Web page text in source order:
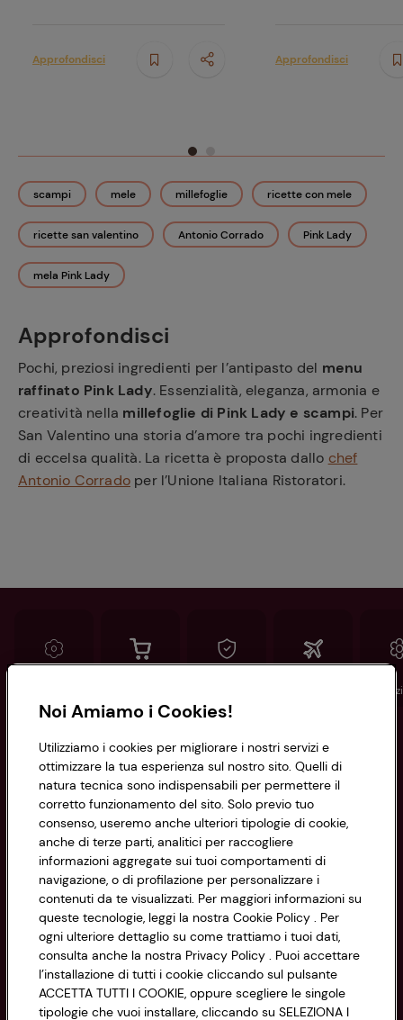
scampi mele millefoglie ricette con mele
ricette san valentino Antonio Corrado Pink Lady
mela Pink Lady
Approfondisci
Pochi, preziosi ingredienti per l’antipasto del menu
raffinato Pink Lady. Essenzialità, eleganza, armonia e
creatività nella millefoglie di Pink Lady e scampi. Per
San Valentino una storia d’amore tra pochi ingredienti
di eccelsa qualità. La ricetta è proposta dallo chef
Antonio Corrado per l’Unione Italiana Ristoratori.
Approfondisci Approfondisci
Informazioni
Privacy Policy
Cookie Policy
Impostazioni Cookie
Accessibilità
CONAD SOCIETÀ COOPERATIVA
Via Michelino, 59 | 40127 BOLOGNA
Codice Fiscale e Registro Imprese
di Bologna 00865960157
PARTITA IVA 03320960374
Servizio clienti
Noi Amiamo i Cookies!
Utilizziamo i cookies per migliorare i nostri servizi e
ottimizzare la tua esperienza sul nostro sito. Quelli di
natura tecnica sono indispensabili per permettere il
corretto funzionamento del sito. Solo previo tuo
consenso, useremo anche ulteriori tipologie di cookie,
anche di terze parti, analitici per raccogliere
informazioni aggregate sui tuoi comportamenti di
navigazione, o di profilazione per personalizzare i
contenuti da te visualizzati. Per maggiori informazioni su
queste tecnologie, leggi la nostra Cookie Policy . Per
ogni ulteriore dettaglio su come trattiamo i tuoi dati,
consulta anche la nostra Privacy Policy . Puoi accettare
l’installazione di tutti i cookie cliccando sul pulsante
ACCETTA TUTTI I COOKIE, oppure scegliere le singole
tipologie che vuoi installare, cliccando su SELEZIONA I